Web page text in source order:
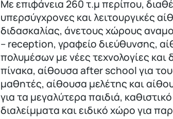
Με επιφάνεια 260 τ.μ περίπου,
υπερσύγχρονες και λειτουργικές
διδασκαλίας, άνετους χώρους
– reception, γραφείο διεύθυνσης,
πολυμέσων με νέες τεχνολογίες και
πίνακα, αίθουσα after school για
μαθητές, αίθουσα μελέτης και
για τα μεγαλύτερα παιδιά, καθιστικό
διαλείμματα και ειδικό χώρο για